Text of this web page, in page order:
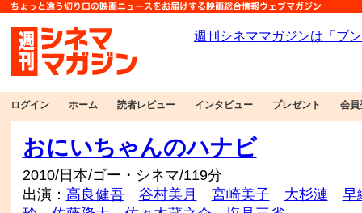
ログイン ホーム 読者レビュー インタビュー プレゼント 会員
おにいちゃんのハナビ
2010/日本/ゴー・シネマ/119分
出演： 高良健吾 谷村美月 宮崎美子 大杉漣
早